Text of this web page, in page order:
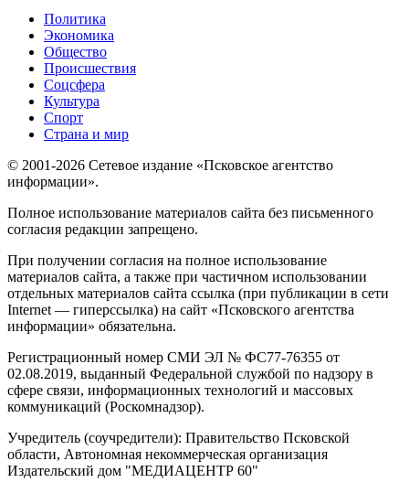
Политика
Экономика
Общество
Происшествия
Соцсфера
Культура
Спорт
Страна и мир
© 2001-2026 Сетевое издание «Псковское агентство
информации».
Полное использование материалов сайта без письменного
согласия редакции запрещено.
При получении согласия на полное использование
материалов сайта, а также при частичном использовании
отдельных материалов сайта ссылка (при публикации в сети
Internet — гиперссылка) на сайт «Псковского агентства
информации» обязательна.
Регистрационный номер СМИ ЭЛ № ФС77-76355 от
02.08.2019, выданный Федеральной службой по надзору в
сфере связи, информационных технологий и массовых
коммуникаций (Роскомнадзор).
Учредитель (соучредители): Правительство Псковской
области, Автономная некоммерческая организация
Издательский дом "МЕДИАЦЕНТР 60"